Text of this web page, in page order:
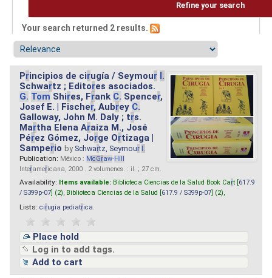
Refine your search
Your search returned 2 results.
Principios de cirugía / Seymour I.
Schwartz ; Editores asociados.
G. Tom Shires, Frank C. Spencer,
Josef E. | Fischer, Aubrey C.
Galloway, John M. Daly ; trs.
Martha Elena Araiza M., José
Pérez Gómez, Jorge Ortizaga |
Samperio by Schwartz, Seymour I.
Publication: México : McGraw-Hill
Interamericana, 2000 . 2 volumenes. : il. ; 27 cm.
Availability: Items available: Biblioteca Ciencias de la Salud Book Cart [ 617.9
/ S399p-07 ] (2), Biblioteca Ciencias de la Salud [ 617.9 / S399p-07 ] (2),
Lists: cirugia pediatrica
Place hold
Log in to add tags.
Add to cart